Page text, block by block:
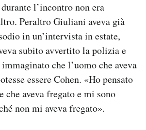
l’incontro non era
Peraltro Giuliani aveva già
in un’intervista in estate,
subito avvertito la polizia e
immaginato che l’uomo che aveva
essere Cohen. «Ho pensato
che aveva fregato e mi sono
non mi aveva fregato».